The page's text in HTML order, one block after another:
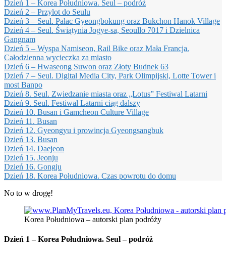
Dzień 1 – Korea Południowa. Seul – podróż
Dzień 2 – Przylot do Seulu
Dzień 3 – Seul. Pałac Gyeongbokung oraz Bukchon Hanok Village
Dzień 4 – Seul. Świątynia Jogye-sa, Seoullo 7017 i Dzielnica
Gangnam
Dzień 5 – Wyspa Namiseon, Rail Bike oraz Mała Francja.
Całodzienna wycieczka za miasto
Dzień 6 – Hwaseong Suwon oraz Złoty Budnek 63
Dzień 7 – Seul. Digital Media City, Park Olimpijski, Lotte Tower i
most Banpo
Dzień 8. Seul. Zwiedzanie miasta oraz „Lotus” Festiwal Latarni
Dzień 9. Seul. Festiwal Latarni ciąg dalszy
Dzień 10. Busan i Gamcheon Culture Village
Dzień 11. Busan
Dzień 12. Gyeongyu i prowincja Gyeongsangbuk
Dzień 13. Busan
Dzień 14. Daejeon
Dzień 15. Jeonju
Dzień 16. Gongju
Dzień 18. Korea Południowa. Czas powrotu do domu
No to w drogę!
Korea Południowa – autorski plan podróży
Dzień 1 –Korea Południowa. Seul – podróż